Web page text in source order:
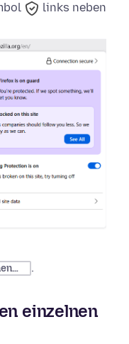
links neben
.
einzelnen